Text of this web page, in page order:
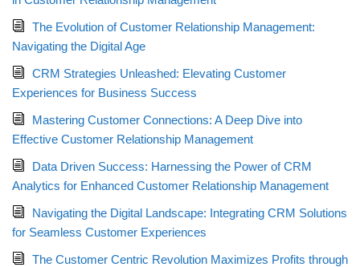
The Evolution of Customer Relationship Management:
Navigating the Digital Age
CRM Strategies Unleashed: Elevating Customer
Experiences for Business Success
Mastering Customer Connections: A Deep Dive into
Effective Customer Relationship Management
Data Driven Success: Harnessing the Power of CRM
Analytics for Enhanced Customer Relationship Management
Navigating the Digital Landscape: Integrating CRM Solutions
for Seamless Customer Experiences
The Customer Centric Revolution Maximizes Profits through